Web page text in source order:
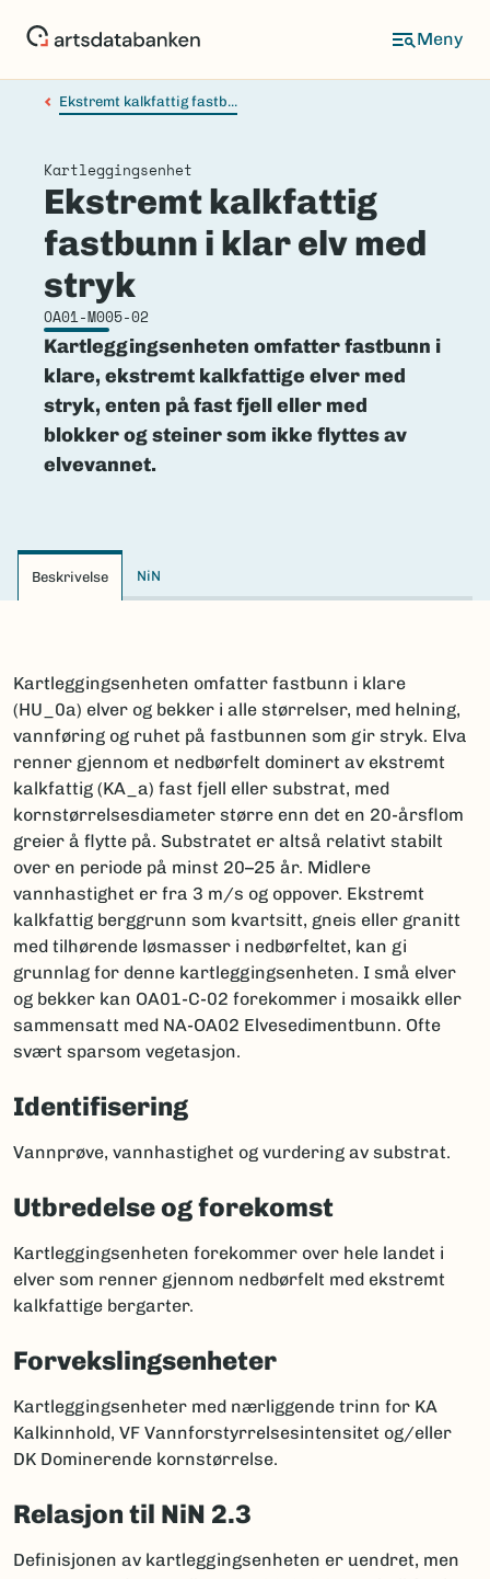
Ekstremt kalkfattig fastb...
Kartleggingsenhet
Ekstremt kalkfattig
fastbunn i klar elv med
stryk
OA01-M005-02
Kartleggingsenheten omfatter fastbunn i
klare, ekstremt kalkfattige elver med
stryk, enten på fast fjell eller med
blokker og steiner som ikke flyttes av
elvevannet.
Beskrivelse NiN
Kartleggingsenheten omfatter fastbunn i klare
(HU_0a) elver og bekker i alle størrelser, med helning,
vannføring og ruhet på fastbunnen som gir stryk. Elva
renner gjennom et nedbørfelt dominert av ekstremt
kalkfattig (KA_a) fast fjell eller substrat, med
kornstørrelsesdiameter større enn det en 20-årsflom
greier å flytte på. Substratet er altså relativt stabilt
over en periode på minst 20–25 år. Midlere
vannhastighet er fra 3 m/s og oppover. Ekstremt
kalkfattig berggrunn som kvartsitt, gneis eller granitt
med tilhørende løsmasser i nedbørfeltet, kan gi
grunnlag for denne kartleggingsenheten. I små elver
og bekker kan OA01-C-02 forekommer i mosaikk eller
sammensatt med NA-OA02 Elvesedimentbunn. Ofte
svært sparsom vegetasjon.
Identifisering
Vannprøve, vannhastighet og vurdering av substrat.
Utbredelse og forekomst
Kartleggingsenheten forekommer over hele landet i
elver som renner gjennom nedbørfelt med ekstremt
kalkfattige bergarter.
Forvekslingsenheter
Kartleggingsenheter med nærliggende trinn for KA
Kalkinnhold, VF Vannforstyrrelsesintensitet og/eller
DK Dominerende kornstørrelse.
Relasjon til NiN 2.3
Definisjonen av kartleggingsenheten er uendret, men